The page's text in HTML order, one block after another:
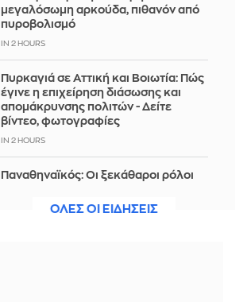
μεγαλόσωμη αρκούδα, πιθανόν από
πυροβολισμό
IN 2 HOURS
Πυρκαγιά σε Αττική και Βοιωτία: Πώς
έγινε η επιχείρηση διάσωσης και
απομάκρυνσης πολιτών - Δείτε
βίντεο, φωτογραφίες
IN 2 HOURS
Παναθηναϊκός: Οι ξεκάθαροι ρόλοι
ΟΛΕΣ ΟΙ ΕΙΔΗΣΕΙΣ